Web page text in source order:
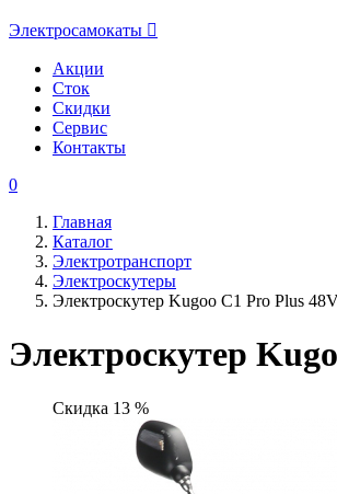
Электросамокаты
Акции
Сток
Скидки
Сервис
Контакты
0
Главная
Каталог
Электротранспорт
Электроскутеры
Электроскутер Kugoo C1 Pro Plus
Электроскутер
Скидка 13 %